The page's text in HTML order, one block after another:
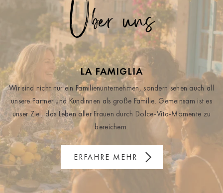
Über uns
LA FAMIGLIA
Wir sind nicht nur ein Familienunternehmen, sondern sehen auch all
unsere Partner und Kundinnen als große Familie. Gemeinsam ist es
unser Ziel, das Leben aller Frauen durch Dolce-Vita-Momente zu
bereichern.
ERFAHRE MEHR